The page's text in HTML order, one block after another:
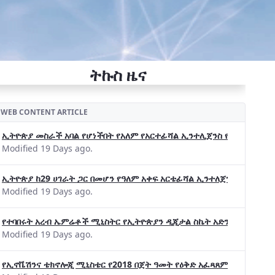
ትኩስ ዜና
WEB CONTENT ARTICLE
ኢትዮጵያ መስራች አባል የሆነችበት የአለም የአርተፊሻል ኢንተሊጀንስ የትብብር
Modified 19 Days ago.
ኢትዮጵያ ከ29 ሀገራት ጋር በመሆን የዓለም አቀፍ አርቴፊሻል ኢንተለጀንስ ትብብር
Modified 19 Days ago.
የተባበሩት አረብ ኤምሬቶች ሚኒስትር የኢትዮጵያን ዲጂታል ስኬት አድንቀዋል
Modified 19 Days ago.
የኢኖቬሽንና ቴክኖሎጂ ሚኒስቴር የ2018 በጀት ዓመት የዕቅድ አፈጻጸምና የቀጣይ